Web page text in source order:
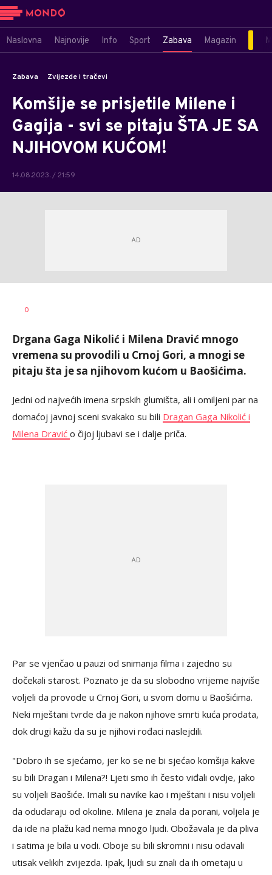
Naslovna Najnovije Info Sport Zabava Magazin
Zabava Zvijezde i tračevi
Komšije se prisjetile Milene i
Gagija - svi se pitaju ŠTA JE SA
NJIHOVOM KUĆOM!
14.08.2023. / 21:59
AUTOR
0
Drgana Gaga Nikolić i Milena Dravić mnogo
vremena su provodili u Crnoj Gori, a mnogi se
pitaju šta je sa njihovom kućom u Baošićima.
Jedni od najvećih imena srpskih glumišta, ali i omiljeni par na
domaćoj javnoj sceni svakako su bili Dragan Gaga Nikolić i
Milena Dravić o čijoj ljubavi se i dalje priča.
Par se vjenčao u pauzi od snimanja filma i zajedno su
dočekali starost. Poznato je da su slobodno vrijeme najviše
voljeli da provode u Crnoj Gori, u svom domu u Baošićima.
Neki mještani tvrde da je nakon njihove smrti kuća prodata,
dok drugi kažu da su je njihovi rođaci naslejdili.
"Dobro ih se sjećamo, jer ko se ne bi sjećao komšija kakve
su bili Dragan i Milena?! Ljeti smo ih često viđali ovdje, jako
su voljeli Baošiće. Imali su navike kao i mještani i nisu voljeli
da odudaraju od okoline. Milena je znala da porani, voljela je
da ide na plažu kad nema mnogo ljudi. Obožavala je da pliva
i satima je bila u vodi. Oboje su bili skromni i nisu odavali
utisak velikih zvijezda. Ipak, ljudi su znali da ih ometaju u